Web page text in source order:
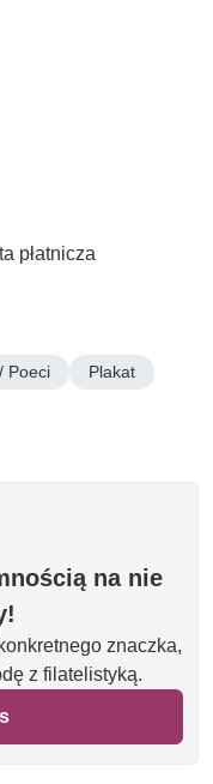
płatnicza
Poeci
Plakat
na nie
znaczka,
z filatelistyką.